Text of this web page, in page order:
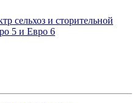
сельхоз и сторительной
5 и Евро 6